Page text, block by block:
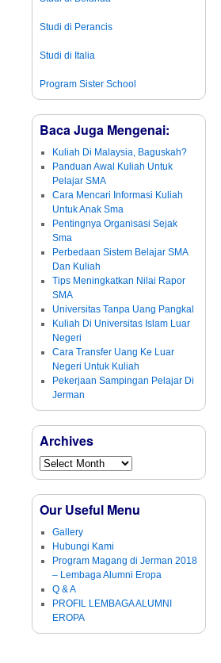
Studi di Perancis
Studi di Italia
Program Sister School
Baca Juga Mengenai:
Kuliah Di Malaysia, Baguskah?
Panduan Awal Kuliah Untuk
Pelajar SMA
Cara Mencari Informasi Kuliah
Untuk Anak Sma
Pentingnya Organisasi Sejak
Sma
Perbedaan Sistem Belajar SMA
Dan Kuliah
Tips Meningkatkan Nilai Rapor
SMA
Universitas Tanpa Uang Pangkal
Kuliah Di Universitas Islam Luar
Negeri
Cara Transfer Uang Ke Luar
Negeri Untuk Kuliah
Pekerjaan Sampingan Pelajar Di
Jerman
Archives
Our Useful Menu
Gallery
Hubungi Kami
Program Magang di Jerman 2018
– Lembaga Alumni Eropa
Q & A
PROFIL LEMBAGA ALUMNI
EROPA